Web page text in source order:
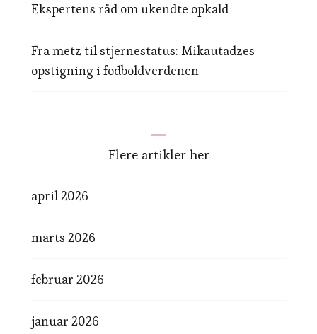
Ekspertens råd om ukendte opkald
Fra metz til stjernestatus: Mikautadzes
opstigning i fodboldverdenen
Flere artikler her
april 2026
marts 2026
februar 2026
januar 2026